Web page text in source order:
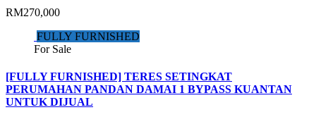
RM270,000
FULLY FURNISHED
For Sale
[FULLY FURNISHED] TERES SETINGKAT
PERUMAHAN PANDAN DAMAI 1 BYPASS KUANTAN
UNTUK DIJUAL